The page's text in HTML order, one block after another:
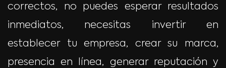
correctos, no puedes esperar resultados
inmediatos, necesitas invertir en
establecer tu empresa, crear su marca,
presencia en línea, generar reputación y